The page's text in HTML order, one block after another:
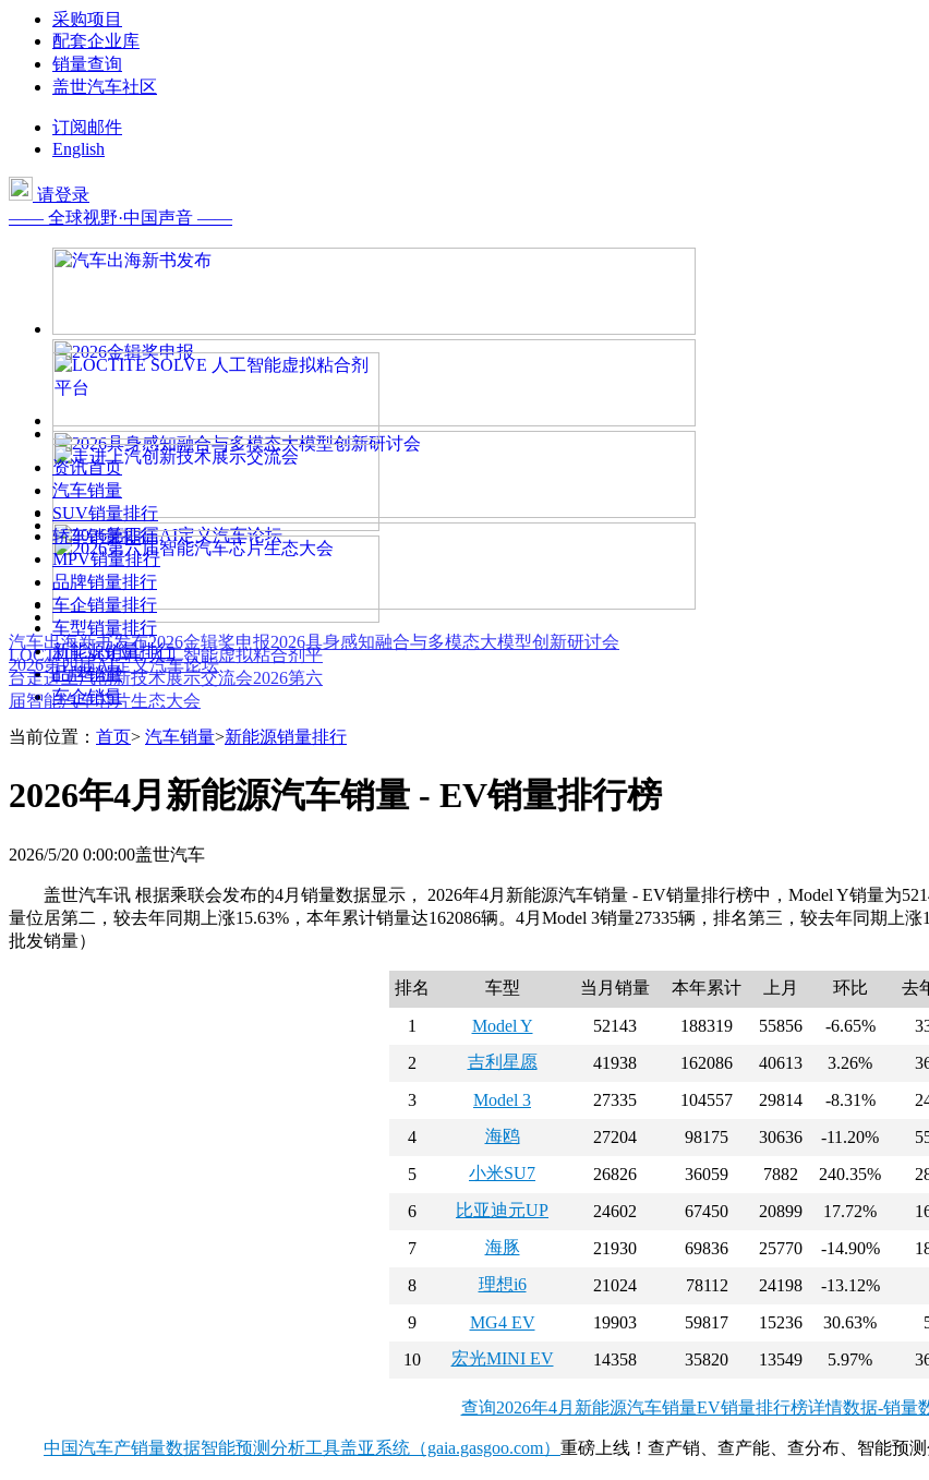
采购项目
配套企业库
销量查询
盖世汽车社区
订阅邮件
English
请登录
—— 全球视野·中国声音 ——
汽车出海新书发布2026金辑奖申报2026具身感知融合与多模态大模型创新研讨会
2026第四届AI定义汽车论坛
LOCTITE SOLVE 人工智能虚拟粘合剂平
台走进上汽创新技术展示交流会2026第六
届智能汽车芯片生态大会
资讯首页
汽车销量
SUV销量排行
轿车销量排行
MPV销量排行
品牌销量排行
车企销量排行
车型销量排行
新能源销量排行
品牌销量
车企销量
当前位置： 首页> 汽车销量>新能源销量排行
2026年4月新能源汽车销量 - EV销量排行榜
2026/5/20 0:00:00盖世汽车
盖世汽车讯 根据乘联会发布的4月销量数据显示， 2026年4月新能源汽车销量 - EV销量排行榜中，Model Y销量为
量位居第二，较去年同期上涨15.63%，本年累计销量达162086辆。4月Model 3销量27335辆，排名第三，较去年同期上
批发销量）
排名 车型 当月销量 本年累计 上月 环比 去
1 Model Y 52143 188319 55856 -6.65%
2
吉利星愿 41938 162086 40613 3.26%
3
Model 3 27335 104557 29814 -8.31%
4
海鸥 27204 98175 30636 -11.20%
5
小米SU7 26826 36059 7882 240.35%
6
比亚迪元UP 24602 67450 20899 17.72%
7
海豚 21930 69836 25770 -14.90%
8
理想i6 21024 78112 24198 -13.12%
9
MG4 EV 19903 59817 15236 30.63%
10
宏光MINI EV 14358 35820 13549 5.97%
查询2026年4月新能源汽车销量EV销量排行榜详情数据-销量
中国汽车产销量数据智能预测分析工具盖亚系统（gaia.gasgoo.com） 重磅上线！查产销、查产能、查分布、智能预测